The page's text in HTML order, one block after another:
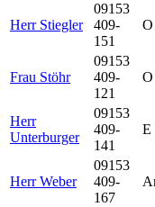
Herr Stiegler
09153
409-
151
Frau Stöhr
09153
409-
121
O
Herr
Unterburger
09153
409-
141
E
Herr Weber
09153
409-
167